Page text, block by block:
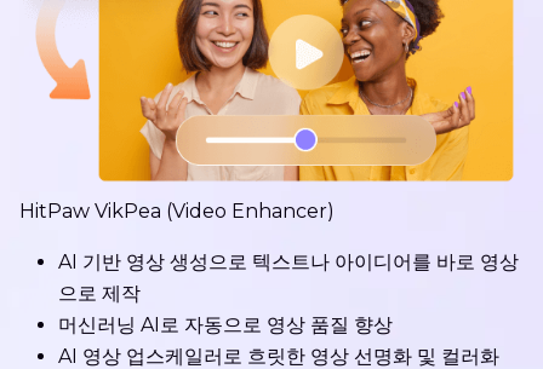
HitPaw VikPea (Video Enhancer)
AI 기반 영상 생성으로 텍스트나 아이디어를 바로 영상
으로 제작
머신러닝 AI로 자동으로 영상 품질 향상
AI 영상 업스케일러로 흐릿한 영상 선명화 및 컬러화